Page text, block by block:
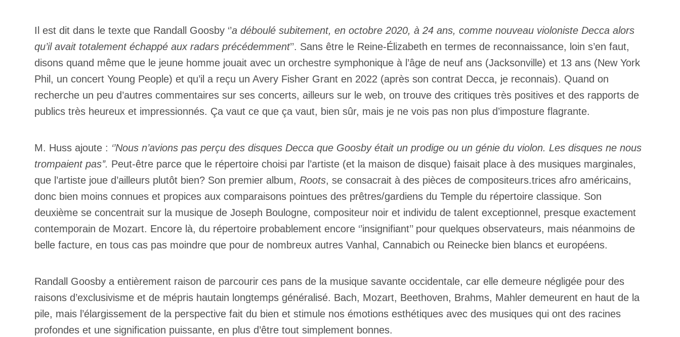
Il est dit dans le texte que Randall Goosby ‘’a déboulé subitement, en octobre 2020, à 24 ans, comme nouveau violoniste Decca alors
qu’il avait totalement échappé aux radars précédemment’’. Sans être le Reine-Élizabeth en termes de reconnaissance, loin s’en faut,
disons quand même que le jeune homme jouait avec un orchestre symphonique à l’âge de neuf ans (Jacksonville) et 13 ans (New York
Phil, un concert Young People) et qu’il a reçu un Avery Fisher Grant en 2022 (après son contrat Decca, je reconnais). Quand on
recherche un peu d’autres commentaires sur ses concerts, ailleurs sur le web, on trouve des critiques très positives et des rapports de
publics très heureux et impressionnés. Ça vaut ce que ça vaut, bien sûr, mais je ne vois pas non plus d’imposture flagrante.
M. Huss ajoute : ‘’Nous n’avions pas perçu des disques Decca que Goosby était un prodige ou un génie du violon. Les disques ne nous
trompaient pas’’. Peut-être parce que le répertoire choisi par l’artiste (et la maison de disque) faisait place à des musiques marginales,
que l’artiste joue d’ailleurs plutôt bien? Son premier album, Roots, se consacrait à des pièces de compositeurs.trices afro américains,
donc bien moins connues et propices aux comparaisons pointues des prêtres/gardiens du Temple du répertoire classique. Son
deuxième se concentrait sur la musique de Joseph Boulogne, compositeur noir et individu de talent exceptionnel, presque exactement
contemporain de Mozart. Encore là, du répertoire probablement encore ‘’insignifiant’’ pour quelques observateurs, mais néanmoins de
belle facture, en tous cas pas moindre que pour de nombreux autres Vanhal, Cannabich ou Reinecke bien blancs et européens.
Randall Goosby a entièrement raison de parcourir ces pans de la musique savante occidentale, car elle demeure négligée pour des
raisons d’exclusivisme et de mépris hautain longtemps généralisé. Bach, Mozart, Beethoven, Brahms, Mahler demeurent en haut de la
pile, mais l’élargissement de la perspective fait du bien et stimule nos émotions esthétiques avec des musiques qui ont des racines
profondes et une signification puissante, en plus d’être tout simplement bonnes.
Inscription
Infolettre
Votre courriel*
Professionnel industrie musicale
Amateur-e /Fan
Fournisseur
Artiste
M'INSCRIRE